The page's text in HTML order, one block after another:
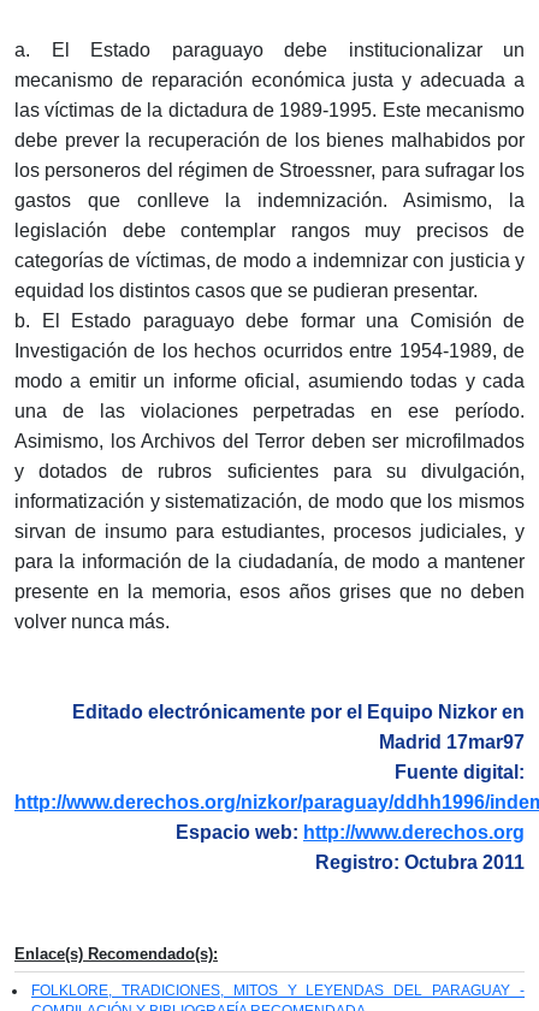
a. El Estado paraguayo debe institucionalizar un
mecanismo de reparación económica justa y adecuada a
las víctimas de la dictadura de 1989-1995. Este mecanismo
debe prever la recuperación de los bienes malhabidos por
los personeros del régimen de Stroessner, para sufragar los
gastos que conlleve la indemnización. Asimismo, la
legislación debe contemplar rangos muy precisos de
categorías de víctimas, de modo a indemnizar con justicia y
equidad los distintos casos que se pudieran presentar.
b. El Estado paraguayo debe formar una Comisión de
Investigación de los hechos ocurridos entre 1954-1989, de
modo a emitir un informe oficial, asumiendo todas y cada
una de las violaciones perpetradas en ese período.
Asimismo, los Archivos del Terror deben ser microfilmados
y dotados de rubros suficientes para su divulgación,
informatización y sistematización, de modo que los mismos
sirvan de insumo para estudiantes, procesos judiciales, y
para la información de la ciudadanía, de modo a mantener
presente en la memoria, esos años grises que no deben
volver nunca más.
Editado electrónicamente por el Equipo Nizkor en
Madrid 17mar97
Fuente digital:
http://www.derechos.org/nizkor/paraguay/ddhh1996/
Espacio web: http://www.derechos.org
Registro: Octubra 2011
Enlace(s) Recomendado(s):
FOLKLORE, TRADICIONES, MITOS Y LEYENDAS DEL PARAGUAY -